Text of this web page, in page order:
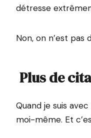
détresse
Non, on n’est pas
Plus de
Quand je suis
moi-même. Et